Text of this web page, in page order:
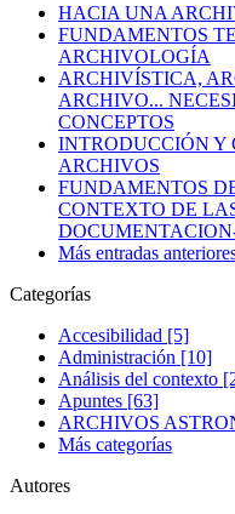
HACIA UNA
FUNDAMENTOS
ARCHIVOLOGÍA
ARCHIVÍSTICA,
ARCHIVO...
CONCEPTOS
INTRODUCCIÓN Y
ARCHIVOS
FUNDAMENTOS
CONTEXTO DE
Más entradas
Categorías
Accesibilidad [5]
Administración [10]
Análisis del contexto
Apuntes [63]
ARCHIVOS
Más categorías
Autores